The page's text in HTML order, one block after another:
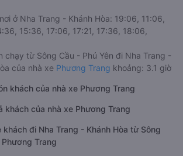
ở Nha Trang - Khánh Hòa: 19:06, 11:06,
15:36, 17:06, 17:21, 17:36, 18:06,
chạy từ Sông Cầu - Phú Yên đi Nha Trang -
của nhà xe Phương Trang khoảng: 3.1 giờ
khách của nhà xe Phương Trang
khách của nhà xe Phương Trang
khách đi Nha Trang - Khánh Hòa từ Sông
Trang